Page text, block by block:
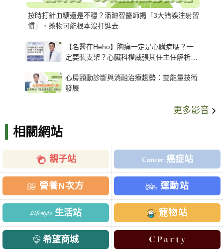
按時打針血糖還是不穩？潘廸智醫師揭「3大錯誤注射習
慣」、藥物可能根本沒打進去
【名醫在Heho】胸痛一定是心臟病嗎？一
定要裝支架？心臟科權威張其任主任解析支
心房顫動診斷與消融治療趨勢：雙能量技術
發展
更多影音
相關網站
親子站 癌症站
營養N次方 運動站
生活站 寵物站
希望商城